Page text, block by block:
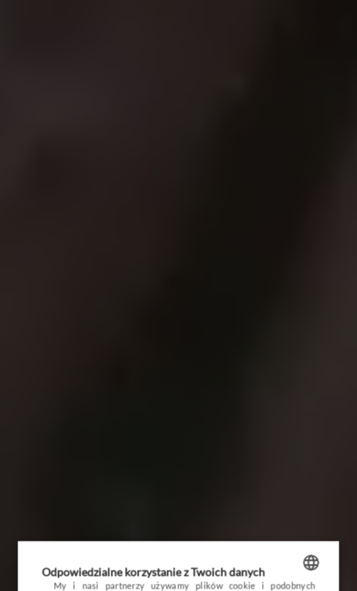
POKOJE I PAKIETY
Odpowiedzialne korzystanie z Twoich danych
My i nasi partnerzy używamy plików cookie i podobnych